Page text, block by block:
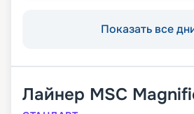
Показать все
Лайнер MSC